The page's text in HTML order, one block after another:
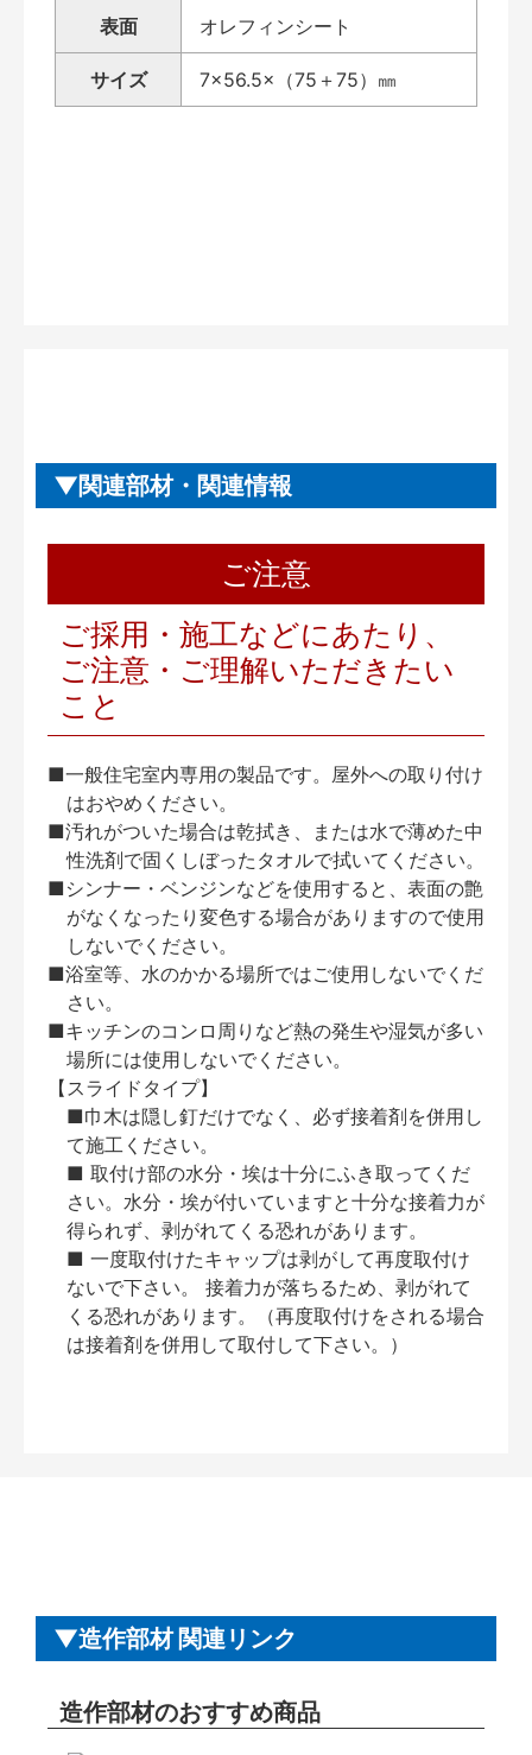
表面 オレフィンシート
サイズ 7×56.5×（75＋75）㎜
関連部材・関連情報
ご注意
ご採用・施工などにあたり、
ご注意・ご理解いただきたい
こと
■一般住宅室内専用の製品です。屋外への取り付け
はおやめください。
■汚れがついた場合は乾拭き、または水で薄めた中
性洗剤で固くしぼったタオルで拭いてください。
■シンナー・ベンジンなどを使用すると、表面の艶
がなくなったり変色する場合がありますので使用
しないでください。
■浴室等、水のかかる場所ではご使用しないでくだ
さい。
■キッチンのコンロ周りなど熱の発生や湿気が多い
場所には使用しないでください。
【スライドタイプ】
■巾木は隠し釘だけでなく、必ず接着剤を併用し
て施工ください。
■ 取付け部の水分・埃は十分にふき取ってくだ
さい。水分・埃が付いていますと十分な接着力が
得られず、剥がれてくる恐れがあります。
■ 一度取付けたキャップは剥がして再度取付け
ないで下さい。 接着力が落ちるため、剥がれて
くる恐れがあります。（再度取付けをされる場合
は接着剤を併用して取付して下さい。）
造作部材 関連リンク
造作部材のおすすめ商品